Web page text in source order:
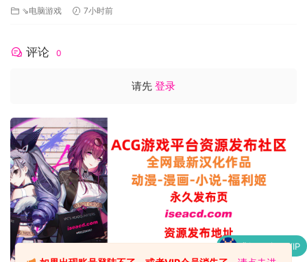
⇘电脑游戏 7小时前
评论 0
请先 登录
升级了 包月VIP